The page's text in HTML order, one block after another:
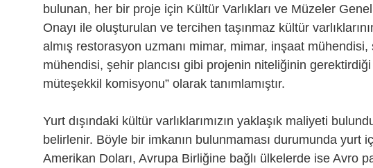
bulunan, her bir proje için Kültür Varlıkları ve Müzeler
Onayı ile oluşturulan ve tercihen taşınmaz kültür
almış restorasyon uzmanı mimar, mimar, inşaat
mühendisi, şehir plancısı gibi projenin niteliğinin
müteşekkil komisyonu” olarak tanımlamıştır.
Yurt dışındaki kültür varlıklarımızın yaklaşık maliyeti
belirlenir. Böyle bir imkanın bulunmaması durumunda yurt
Amerikan Doları, Avrupa Birliğine bağlı ülkelerde ise Avro